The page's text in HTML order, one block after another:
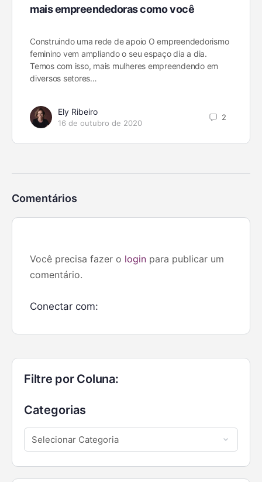
mais empreendedoras como você
Construindo uma rede de apoio O empreendedorismo
feminino vem ampliando o seu espaço dia a dia.
Temos com isso, mais mulheres empreendendo em
diversos setores…
Ely Ribeiro
16 de outubro de 2020
2
Comentários
Você precisa fazer o login para publicar um
comentário.
Conectar com:
Filtre por Coluna:
Categorias